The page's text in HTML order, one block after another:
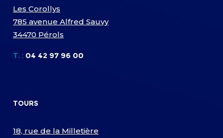
Les Corollys
785 avenue Alfred Sauvy
34470 Pérols
T. : 04 42 97 96 00
TOURS
18, rue de la Milletière